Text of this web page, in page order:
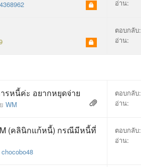
อ่าน:
ตอบกลับ:
อ่าน:
รหนี้ค่ะ อยากหยุดจ่าย
WM
ตอบกลับ:
อ่าน:
(คลินิกแก้หนี้) กรณีมีหนี้ที่
chocobo48
ตอบกลับ:
อ่าน: